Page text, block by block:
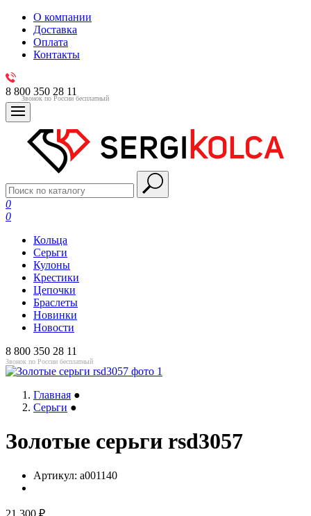
О компании
Доставка
Оплата
Контакты
8 800 350 28 11
Звонок по России бесплатный
0
0
Кольца
Серьги
Кулоны
Крестики
Цепочки
Браслеты
Новинки
Новости
8 800 350 28 11
Звонок по России бесплатный
Главная ●
Серьги ●
Золотые серьги rsd3057
Артикул: a001140
21 300 ₽